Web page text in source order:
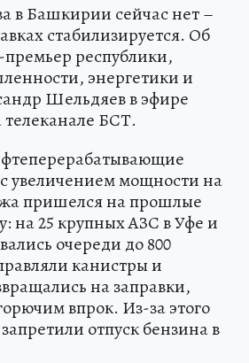
в Башкирии сейчас нет –
стабилизируется. Об
премьер республики,
энергетики и
Шельдяев в эфире
БСТ.
увеличением мощности на
пришелся на прошлые
на 25 крупных АЗС в Уфе и
очереди до 800
канистры и
на заправки,
впрок. Из-за этого
отпуск бензина в